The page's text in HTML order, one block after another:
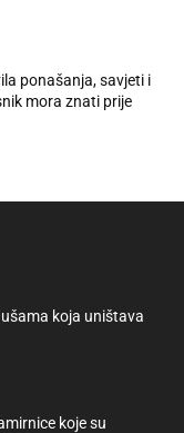
ponašanja, savjeti i
mora znati prije
koja uništava
koje su